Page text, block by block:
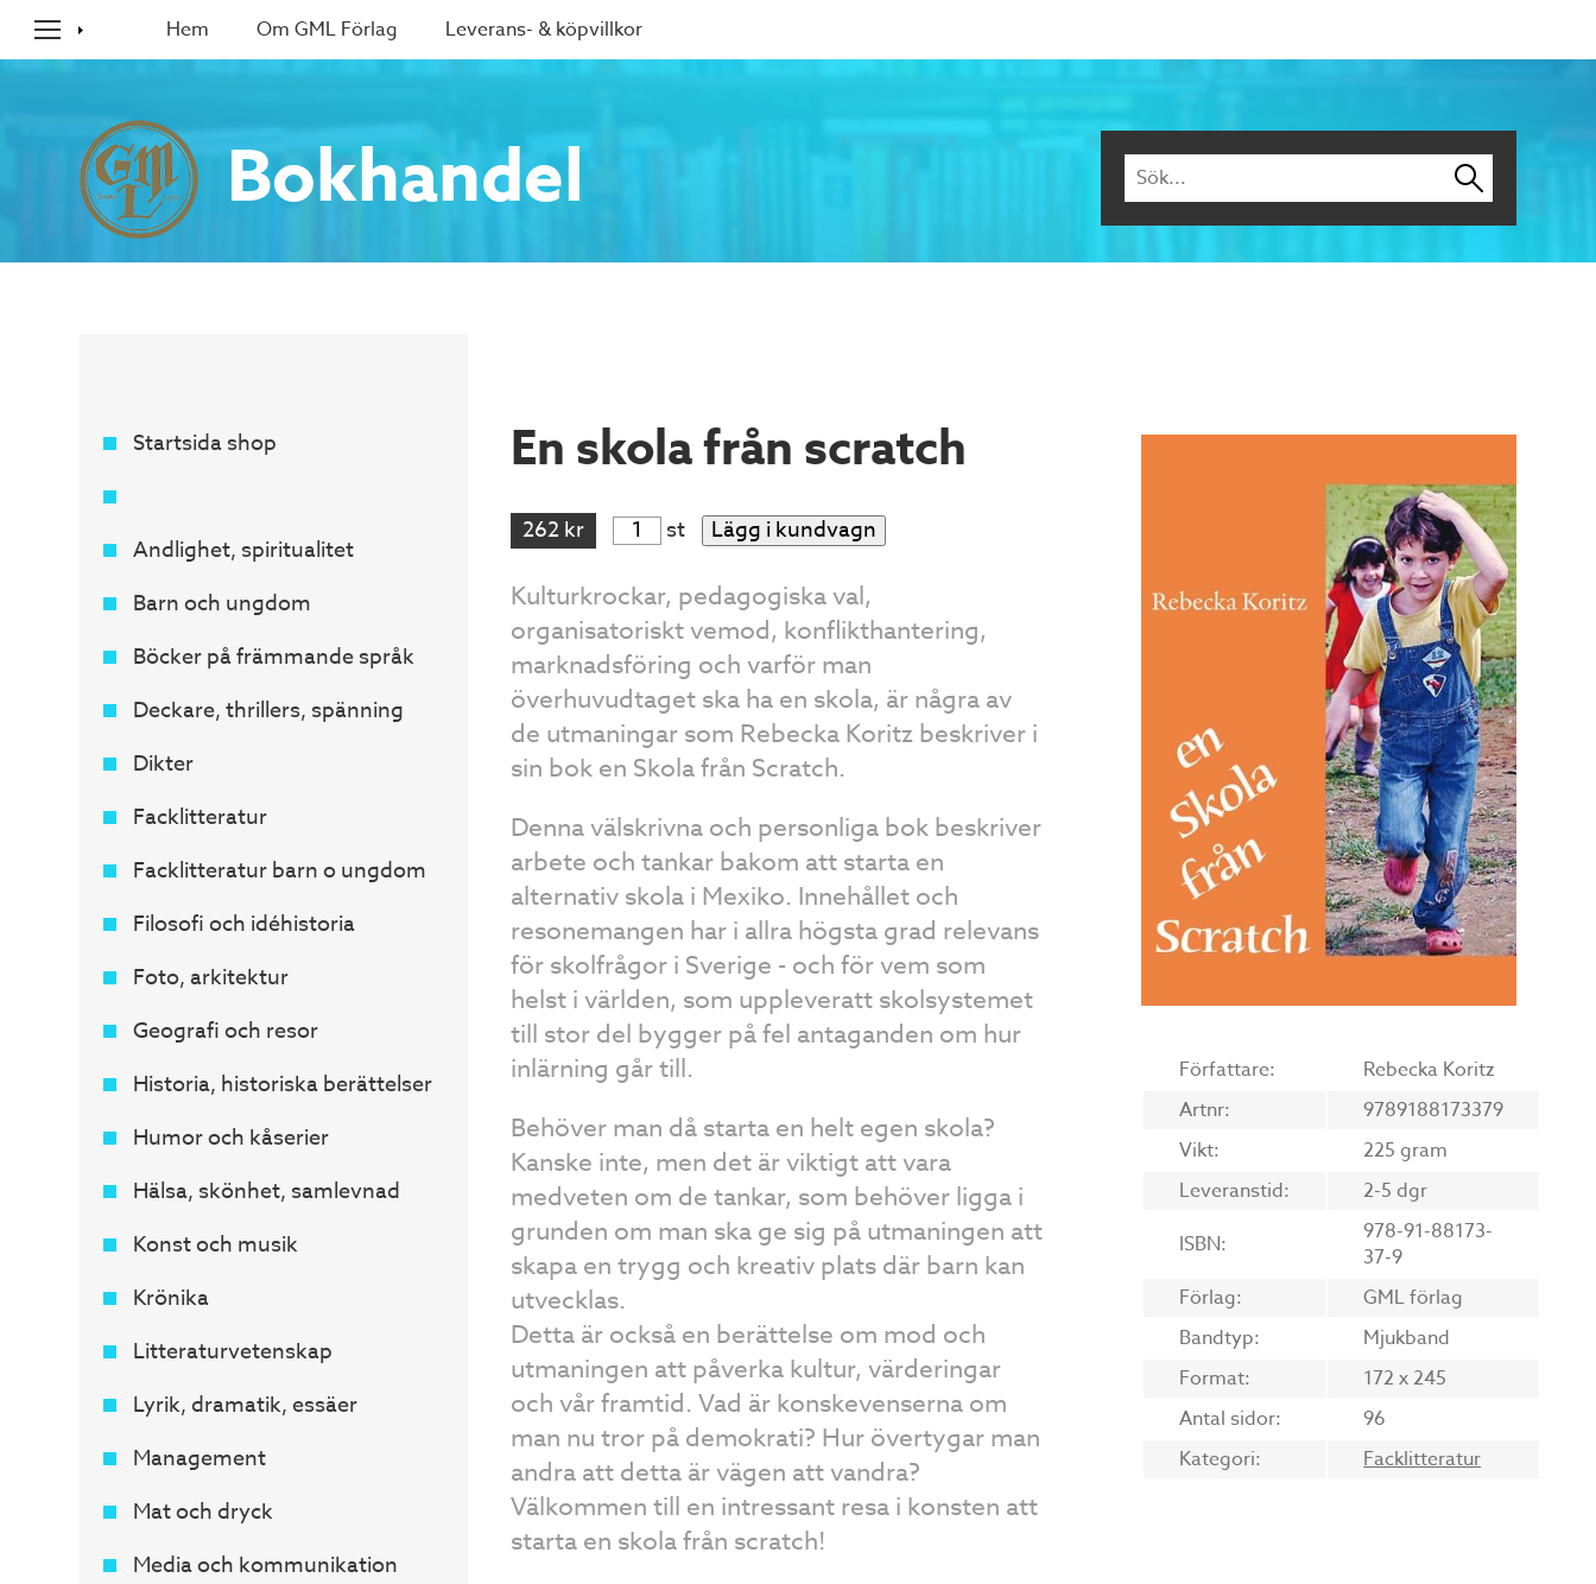
Hem Om GML Förlag Leverans- & köpvillkor
Bokhandel
Startsida shop
Andlighet, spiritualitet
Barn och ungdom
Böcker på främmande språk
Deckare, thrillers, spänning
Dikter
Facklitteratur
Facklitteratur barn o ungdom
Filosofi och idéhistoria
Foto, arkitektur
Geografi och resor
Historia, historiska berättelser
Humor och kåserier
Hälsa, skönhet, samlevnad
Konst och musik
Krönika
Litteraturvetenskap
Lyrik, dramatik, essäer
Management
Mat och dryck
Media och kommunikation
En skola från scratch
262 kr st Lägg i kundvagn
Kulturkrockar, pedagogiska val,
organisatoriskt vemod, konflikthantering,
marknadsföring och varför man
överhuvudtaget ska ha en skola, är några av
de utmaningar som Rebecka Koritz beskriver i
sin bok en Skola från Scratch.
Denna välskrivna och personliga bok beskriver
arbete och tankar bakom att starta en
alternativ skola i Mexiko. Innehållet och
resonemangen har i allra högsta grad relevans
för skolfrågor i Sverige - och för vem som
helst i världen, som uppleveratt skolsystemet
till stor del bygger på fel antaganden om hur
inlärning går till.
Behöver man då starta en helt egen skola?
Kanske inte, men det är viktigt att vara
medveten om de tankar, som behöver ligga i
grunden om man ska ge sig på utmaningen att
skapa en trygg och kreativ plats där barn kan
utvecklas.
Detta är också en berättelse om mod och
utmaningen att påverka kultur, värderingar
och vår framtid. Vad är konskevenserna om
man nu tror på demokrati? Hur övertygar man
andra att detta är vägen att vandra?
Välkommen till en intressant resa i konsten att
starta en skola från scratch!
Författare:
Rebecka Koritz
Artnr:
9789188173379
Vikt:
225 gram
Leveranstid:
2-5 dgr
ISBN:
978-91-88173-
37-9
Förlag:
GML förlag
Bandtyp:
Mjukband
Format:
172 x 245
Antal sidor:
96
Kategori:
Facklitteratur